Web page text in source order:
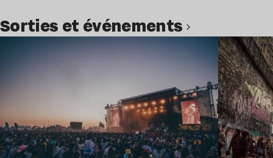
Sorties et événements